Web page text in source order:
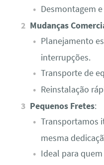
Desmontagem
Mudanças
Planejamento
interrupções.
Transporte de
Reinstalação
Pequenos Fretes:
Transportamos
mesma
Ideal para